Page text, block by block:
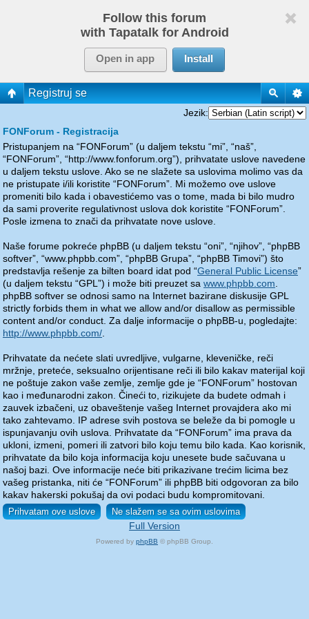
Follow this forum
with Tapatalk for Android
Open in app Install
Registruj se
Jezik:
FONForum - Registracija
Pristupanjem na “FONForum” (u daljem tekstu “mi”, “naš”,
“FONForum”, “http://www.fonforum.org”), prihvatate uslove navedene
u daljem tekstu uslove. Ako se ne slažete sa uslovima molimo vas da
ne pristupate i/ili koristite “FONForum”. Mi možemo ove uslove
promeniti bilo kada i obavestićemo vas o tome, mada bi bilo mudro
da sami proverite regulativnost uslova dok koristite “FONForum”.
Posle izmena to znači da prihvatate nove uslove.
Naše forume pokreće phpBB (u daljem tekstu “oni”, “njihov”, “phpBB
softver”, “www.phpbb.com”, “phpBB Grupa”, “phpBB Timovi”) što
predstavlja rešenje za bilten board idat pod “General Public License”
(u daljem tekstu “GPL”) i može biti preuzet sa www.phpbb.com
phpBB softver se odnosi samo na Internet bazirane diskusije GPL
strictly forbids them in what we allow and/or disallow as permissible
content and/or conduct. Za dalje informacije o phpBB-u, pogledajte:
http://www.phpbb.com/
Prihvatate da nećete slati uvredljive, vulgarne, kleveničke, reči
mržnje, preteće, seksualno orijentisane reči ili bilo kakav materijal koji
ne poštuje zakon vaše zemlje, zemlje gde je “FONForum” hostovan
kao i međunarodni zakon. Čineći to, rizikujete da budete odmah i
zauvek izbačeni, uz obaveštenje vašeg Internet provajdera ako mi
tako zahtevamo. IP adrese svih postova se beleže da bi pomogle u
ispunjavanju ovih uslova. Prihvatate da “FONForum” ima prava da
ukloni, izmeni, pomeri ili zatvori bilo koju temu bilo kada. Kao korisnik,
prihvatate da bilo koja informacija koju unesete bude sačuvana u
našoj bazi. Ove informacije neće biti prikazivane trećim licima bez
vašeg pristanka, niti će “FONForum” ili phpBB biti odgovoran za bilo
kakav hakerski pokušaj da ovi podaci budu kompromitovani.
Full Version
Powered by phpBB © phpBB Group.